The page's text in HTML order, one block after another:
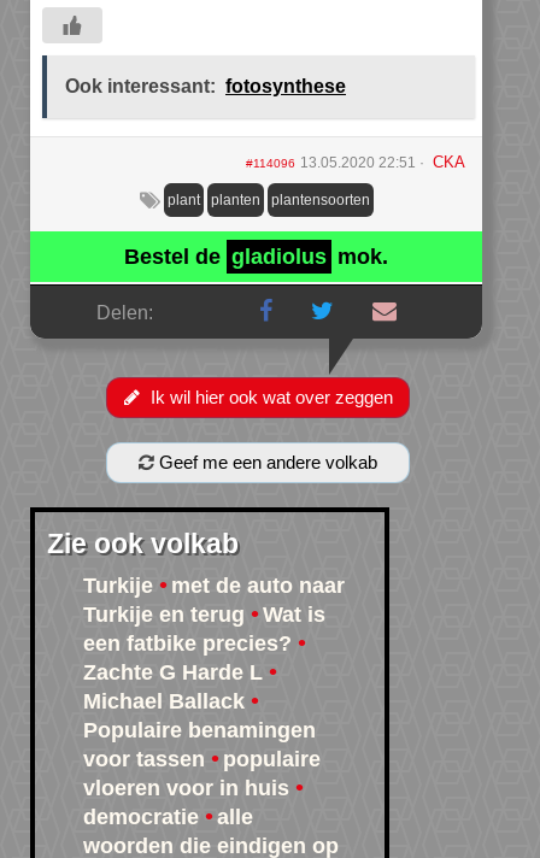
Ook interessant: fotosynthese
#114096 13.05.2020 22:51 CKA
plant planten plantensoorten
Bestel de gladiolus mok.
Delen:
Ik wil hier ook wat over zeggen
Geef me een andere volkab
Zie ook volkab
Turkije
met de auto naar
Turkije en terug
Wat is
een fatbike precies?
Zachte G Harde L
Michael Ballack
Populaire benamingen
voor tassen
populaire
vloeren voor in huis
democratie
alle
woorden die eindigen op